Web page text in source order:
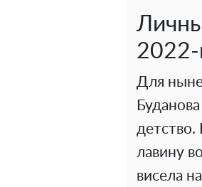
2022-
Для
детство.
лавину
висела